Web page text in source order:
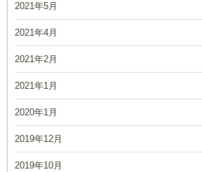
2021年5月
2021年4月
2021年2月
2021年1月
2020年1月
2019年12月
2019年10月